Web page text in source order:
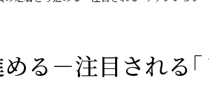
る－注目される